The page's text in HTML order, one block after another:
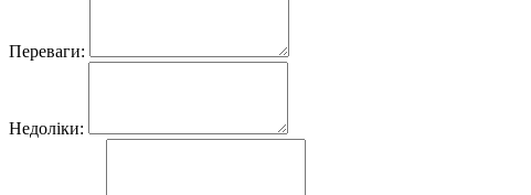
Переваги:
Недоліки: